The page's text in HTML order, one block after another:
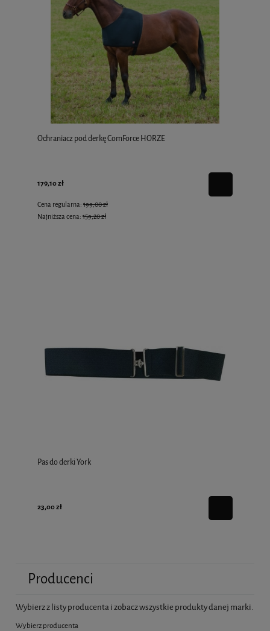
Ochraniacz pod derkę ComForce HORZE
179,10 zł
Cena regularna: 199,00 zł
Najniższa cena: 159,20 zł
Pas do derki York
23,00 zł
Producenci
Wybierz z listy producenta i zobacz wszystkie produkty danej marki.
Wybierz producenta